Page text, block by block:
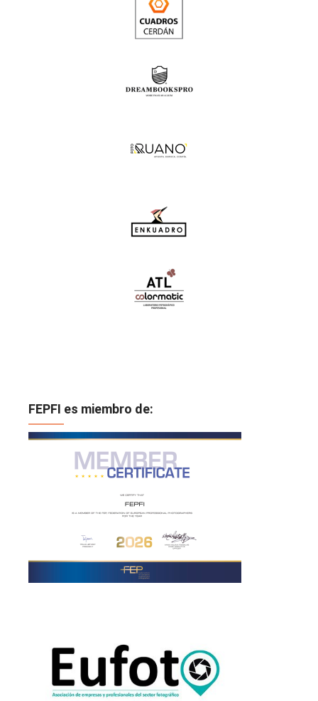
FEPFI es miembro de: